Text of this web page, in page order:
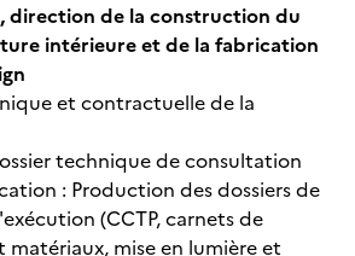
direction de la construction du
intérieure et de la fabrication
et contractuelle de la
technique de consultation
: Production des dossiers de
(CCTP, carnets de
mise en lumière et